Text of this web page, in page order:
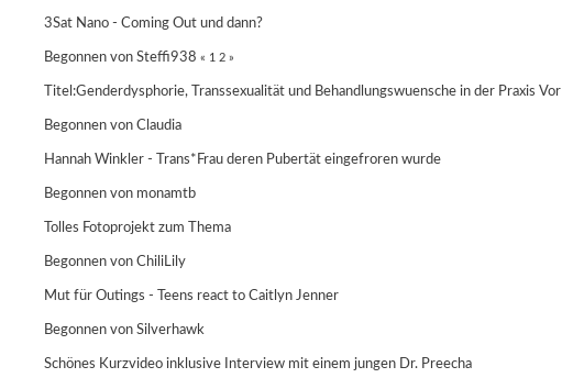
3Sat Nano - Coming Out und dann?
Begonnen von Steffi938 « 1 2 »
Titel:Genderdysphorie, Transsexualität und Behandlungswuensche in der Praxis Vor
Begonnen von Claudia
Hannah Winkler - Trans*Frau deren Pubertät eingefroren wurde
Begonnen von monamtb
Tolles Fotoprojekt zum Thema
Begonnen von ChiliLily
Mut für Outings - Teens react to Caitlyn Jenner
Begonnen von Silverhawk
Schönes Kurzvideo inklusive Interview mit einem jungen Dr. Preecha